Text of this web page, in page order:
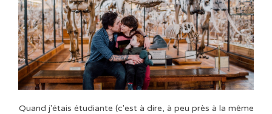
Quand j'étais étudiante (c'est à dire, à peu près à la même